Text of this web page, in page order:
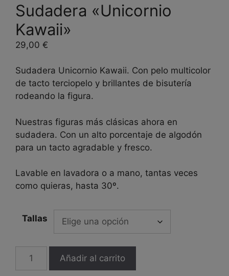
Sudadera «Unicornio
Kawaii»
29,00 €
Sudadera Unicornio Kawaii. Con pelo multicolor
de tacto terciopelo y brillantes de bisutería
rodeando la figura.
Nuestras figuras más clásicas ahora en
sudadera. Con un alto porcentaje de algodón
para un tacto agradable y fresco.
Lavable en lavadora o a mano, tantas veces
como quieras, hasta 30º.
Tallas
"Unicornio
Añadir al carrito